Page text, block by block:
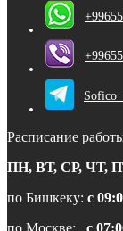
Расписание
ПН, ВТ, СР, ЧТ,
по Бишкеку: с
по Москве: с